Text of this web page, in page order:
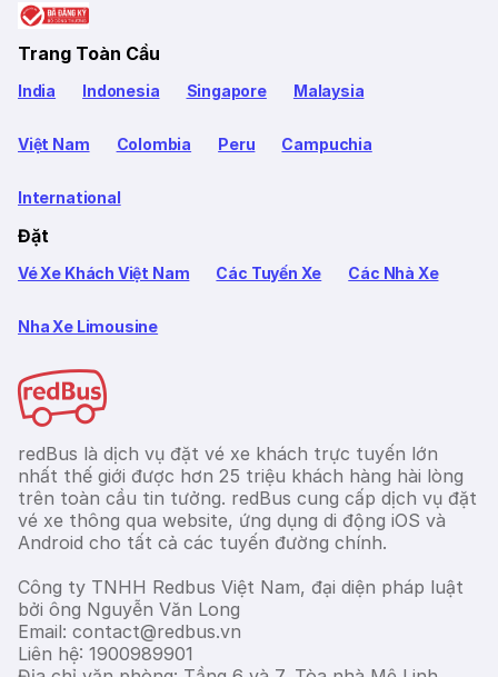
Trang Toàn Cầu
India Indonesia Singapore Malaysia
Việt Nam Colombia Peru Campuchia
International
Đặt
Vé Xe Khách Việt Nam Các Tuyến Xe Các Nhà Xe
Nha Xe Limousine
redBus là dịch vụ đặt vé xe khách trực tuyến lớn
nhất thế giới được hơn 25 triệu khách hàng hài lòng
trên toàn cầu tin tưởng. redBus cung cấp dịch vụ đặt
vé xe thông qua website, ứng dụng di động iOS và
Android cho tất cả các tuyến đường chính.
Công ty TNHH Redbus Việt Nam, đại diện pháp luật
bởi ông Nguyễn Văn Long
Email: contact@redbus.vn
Liên hệ: 1900989901